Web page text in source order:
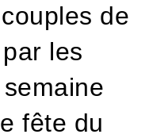
de
les
fête du